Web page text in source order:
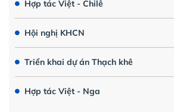
Hợp tác Việt - Chilê
Hội nghị KHCN
Triển khai dự án Thạch khê
Hợp tác Việt - Nga